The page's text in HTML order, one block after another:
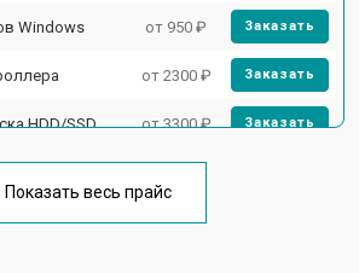
Windows от 950 ₽ Заказать
от 2300 ₽ Заказать
HDD/SSD от 3300 ₽ Заказать
от 1500 ₽
Показать весь прайс